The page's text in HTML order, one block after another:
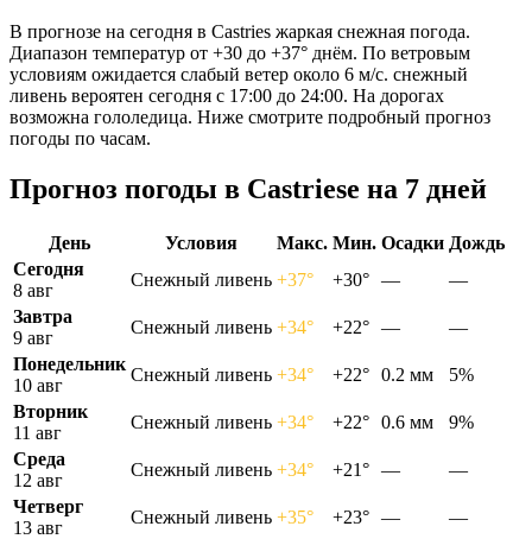
В прогнозе на сегодня в Castries жаркая снежная погода.
Диапазон температур от +30 до +37° днём. По ветровым
условиям ожидается слабый ветер около 6 м/с. снежный
ливень вероятен сегодня с 17:00 до 24:00. На дорогах
возможна гололедица. Ниже смотрите подробный прогноз
погоды по часам.
Прогноз погоды в Castriesе на 7 дней
День Условия Макс. Мин. Осадки Дождь
Сегодня
8 авг
Снежный ливень +37° +30° —
—
Завтра
9 авг
Снежный ливень +34° +22° —
—
Понедельник
10 авг
Снежный ливень +34° +22° 0.2 мм
5%
Вторник
11 авг
Снежный ливень +34° +22° 0.6 мм
9%
Среда
12 авг
Снежный ливень +34° +21° —
—
Четверг
13 авг
Снежный ливень +35° +23° — —